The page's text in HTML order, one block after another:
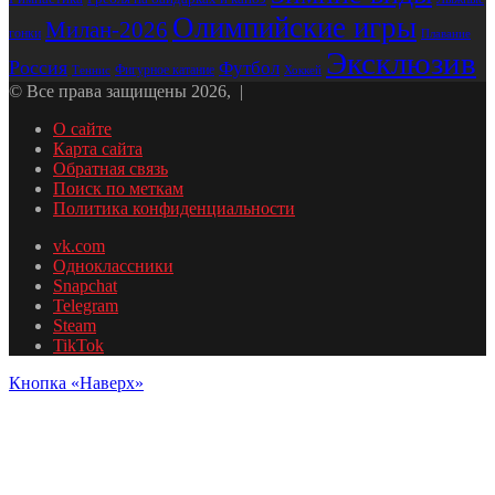
гонки Милан-2026 Олимпийские игры Плавание
Россия Теннис Фигурное катание Футбол Хоккей Эксклюзив
© Все права защищены 2026, |
О сайте
Карта сайта
Обратная связь
Поиск по меткам
Политика конфиденциальности
vk.com
Одноклассники
Snapchat
Telegram
Steam
TikTok
Кнопка «Наверх»